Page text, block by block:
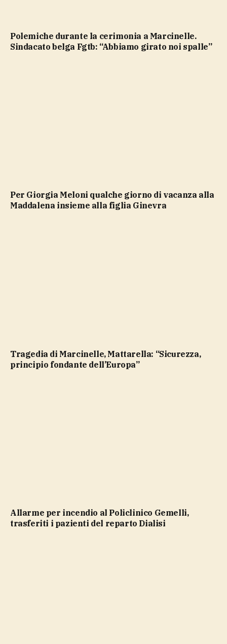
Polemiche durante la cerimonia a Marcinelle.
Sindacato belga Fgtb: “Abbiamo girato noi spalle”
Per Giorgia Meloni qualche giorno di vacanza alla
Maddalena insieme alla figlia Ginevra
Tragedia di Marcinelle, Mattarella: “Sicurezza,
principio fondante dell’Europa”
Allarme per incendio al Policlinico Gemelli,
trasferiti i pazienti del reparto Dialisi